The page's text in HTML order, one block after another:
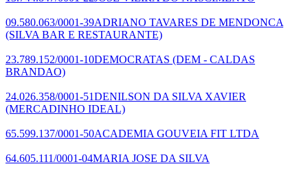
09.580.063/0001-39ADRIANO TAVARES DE MENDONCA
(SILVA BAR E RESTAURANTE)
23.789.152/0001-10DEMOCRATAS (DEM - CALDAS
BRANDAO)
24.026.358/0001-51DENILSON DA SILVA XAVIER
(MERCADINHO IDEAL)
65.599.137/0001-50ACADEMIA GOUVEIA FIT LTDA
64.605.111/0001-04MARIA JOSE DA SILVA